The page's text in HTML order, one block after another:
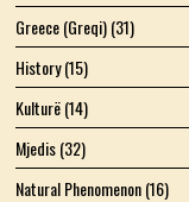
Greece (Greqi)(31)
History(15)
Kulturë(14)
Mjedis(32)
Natural Phenomenon(16)